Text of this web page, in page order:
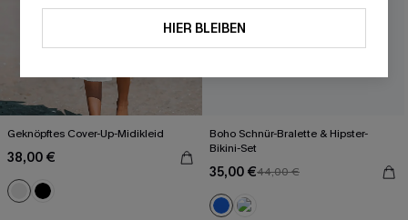
Geknöpftes Cover-Up-Midikleid
38,00 €
Boho Schnür-Bralette & Hipster-
Bikini-Set
35,00 €44,00 €
HIER BLEIBEN